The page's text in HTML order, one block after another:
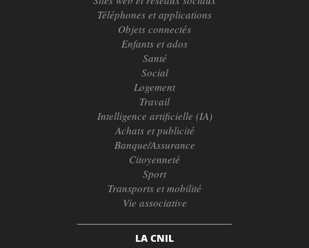
Téléphones et applications
Objets connectés
Enfants et ados
Santé
Social
Logement
Travail
Intelligence artificielle (IA)
Achats et publicité
Banque/Assurance
Citoyenneté
Sport
Transports et mobilité
Vie associative
LA CNIL